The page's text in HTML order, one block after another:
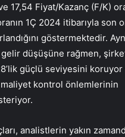
17,54 Fiyat/Kazanç (F/K)
1Ç 2024 itibarıyla son
göstermektedir.
gelir düşüşüne rağmen,
güçlü seviyesini
kontrol önlemlerinin
analistlerin yakın